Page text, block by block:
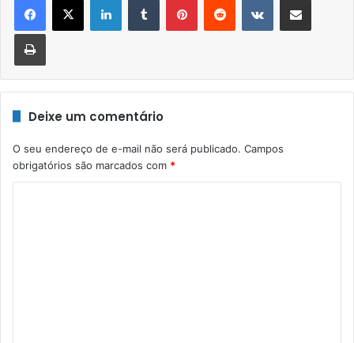
Imprimir
Deixe um comentário
O seu endereço de e-mail não será publicado. Campos
obrigatórios são marcados com *